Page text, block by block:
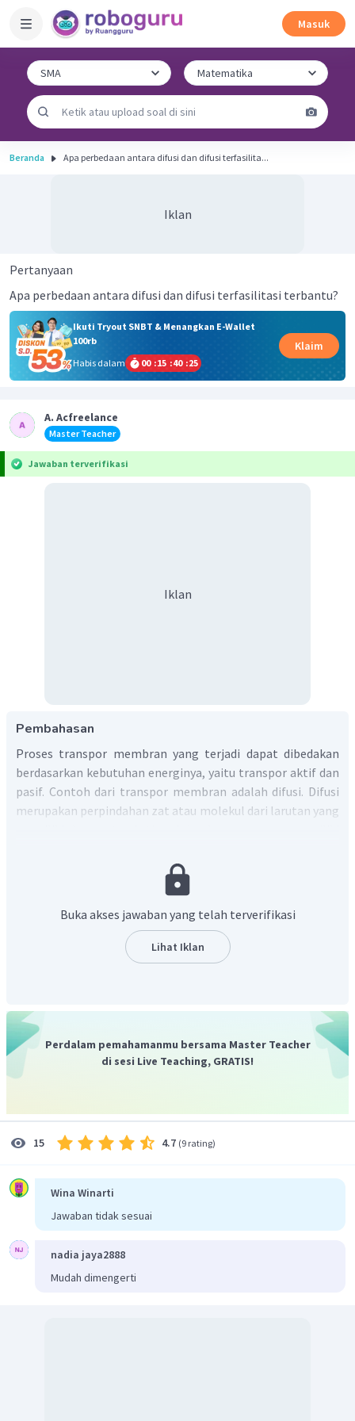
Masuk
Beranda Apa perbedaan antara difusi dan difusi terfasilita...
Iklan
Pertanyaan
Apa perbedaan antara difusi dan difusi terfasilitasi terbantu?
Ikuti Tryout SNBT & Menangkan E-Wallet
100rb
Habis dalam
00 :15 :40 :25
Klaim
A. Acfreelance
Master Teacher
Jawaban terverifikasi
Iklan
Pembahasan
Proses transpor membran yang terjadi dapat dibedakan
berdasarkan kebutuhan energinya, yaitu transpor aktif dan
pasif. Contoh dari transpor membran adalah difusi. Difusi
merupakan perpindahan zat atau molekul dari larutan yang
dikategorikan menjadi dua, yaitu difusi sederhana dan difusi
terfasilitas. Difusi sederhana melakukan transportasi zat
kecil. Sedangkan, difusi terfasilitasi melakukan
transportasi zat menggunakan protein
pembawa/transmembran dan mengangkut partikel besar.
tempat lewatnya partikel tersebut.
Buka akses jawaban yang telah terverifikasi
Lihat Iklan
Perdalam pemahamanmu bersama Master Teacher
di sesi Live Teaching, GRATIS!
15 4.7 (9 rating)
Wina Winarti
Jawaban tidak sesuai
nadia jaya2888
Mudah dimengerti